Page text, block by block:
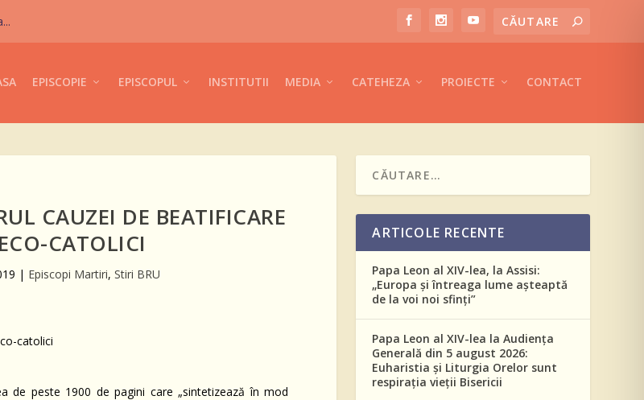
EPISCOPIE EPISCOPUL INSTITUTII MEDIA CATEHEZA PROIECTE CONTACT
CAUZEI DE BEATIFICARE
CATOLICI
| Episcopi Martiri, Stiri BRU
de peste 1900 de pagini care „sintetizează în mod
ARTICOLE RECENTE
Papa Leon al XIV-lea, la Assisi:
„Europa și întreaga lume așteaptă
de la voi noi sfinți”
Papa Leon al XIV-lea la Audiența
Generală din 5 august 2026:
Euharistia și Liturgia Orelor sunt
respirația vieții Bisericii